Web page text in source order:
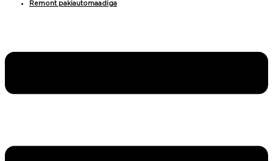
Remont pakiautomaadiga